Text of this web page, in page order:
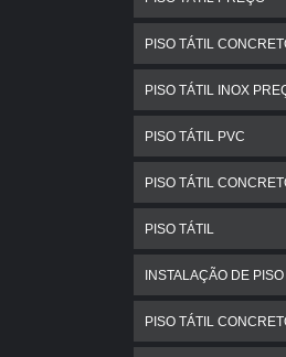
PISO TÁTIL
PISO TÁTIL INOX
PISO TÁTIL PVC
PISO TÁTIL
PISO TÁTIL
INSTALAÇÃO DE
PISO TÁTIL